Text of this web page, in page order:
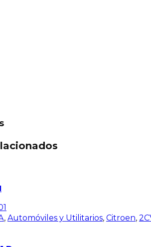
, Automóviles y Utilitarios, Citroen,